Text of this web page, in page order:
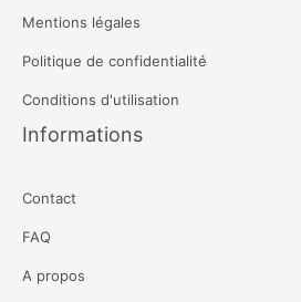
Mentions légales
Politique de confidentialité
Conditions d'utilisation
Informations
Contact
FAQ
A propos